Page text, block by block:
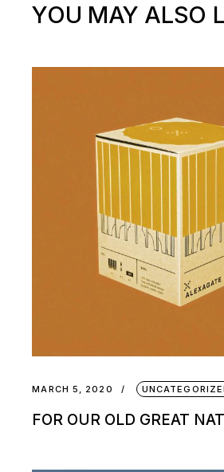
YOU MAY ALSO
MARCH 5, 2020
FOR OUR OLD GREAT